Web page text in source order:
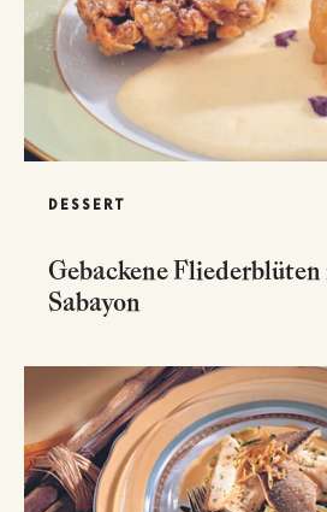
DESSERT
Gebackene
Sabayon